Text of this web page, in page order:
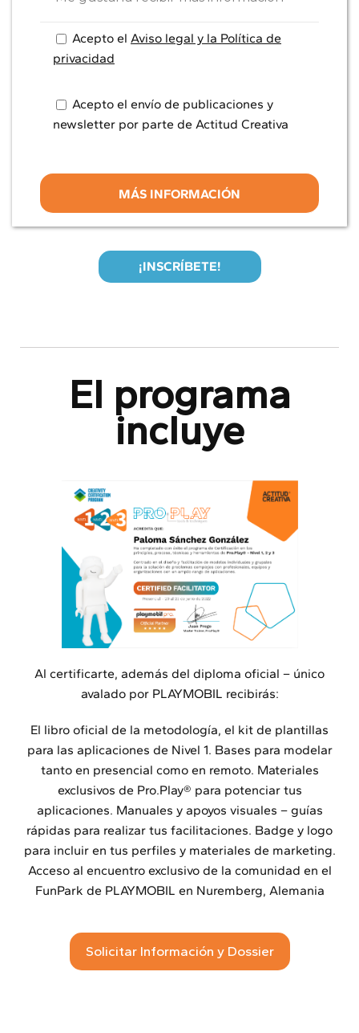
Acepto el Aviso legal y la Política de
privacidad
Acepto el envío de publicaciones y
newsletter por parte de Actitud Creativa
¡INSCRÍBETE!
El programa
incluye
Al certificarte, además del diploma oficial – único
avalado por PLAYMOBIL recibirás:
El libro oficial de la metodología, el kit de plantillas
para las aplicaciones de Nivel 1. Bases para modelar
tanto en presencial como en remoto. Materiales
exclusivos de Pro.Play® para potenciar tus
aplicaciones. Manuales y apoyos visuales – guías
rápidas para realizar tus facilitaciones. Badge y logo
para incluir en tus perfiles y materiales de marketing.
Acceso al encuentro exclusivo de la comunidad en el
FunPark de PLAYMOBIL en Nuremberg, Alemania
Solicitar Información y Dossier